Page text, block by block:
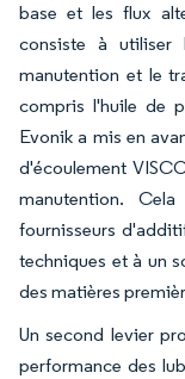
base et les flux
consiste à utiliser
manutention et le
compris l'huile de
Evonik a mis en
d'écoulement
manutention.
fournisseurs
techniques et à un
des matières
Un second levier
performance des